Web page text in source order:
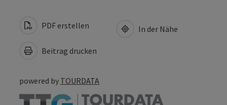
PDF erstellen
Beitrag drucken
In der Nähe
powered by TOURDATA